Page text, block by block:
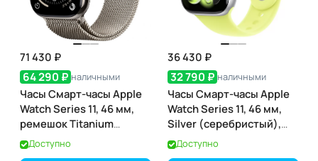
71 430 ₽
64 290 ₽ наличными
Часы Смарт-часы Apple
Watch Series 11, 46 мм,
ремешок Titanium
Milanese Loop,
Натуральный / Natural
Доступно
36 430 ₽
32 790 ₽ наличными
Часы Смарт-часы Apple
Watch Series 11, 46 мм,
Silver (серебристый),
GPSДоступно